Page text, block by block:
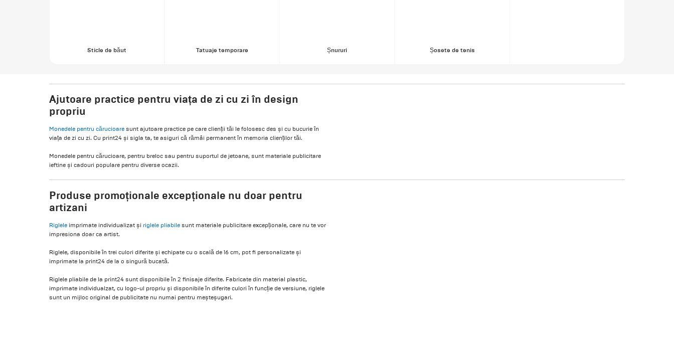
Sticle de băut Tatuaje temporare Șnururi Șosete de tenis
Ajutoare practice pentru viața de zi cu zi în design
propriu
Monedele pentru cărucioare sunt ajutoare practice pe care clienții tăi le folosesc des și cu bucurie în
viața de zi cu zi. Cu print24 și sigla ta, te asiguri că rămâi permanent în memoria clienților tăi.
Monedele pentru cărucioare, pentru breloc sau pentru suportul de jetoane, sunt materiale publicitare
ieftine și cadouri populare pentru diverse ocazii.
Produse promoționale excepționale nu doar pentru
artizani
Riglele imprimate individualizat și riglele pliabile sunt materiale publicitare excepționale, care nu te vor
impresiona doar ca artist.
Riglele, disponibile în trei culori diferite și echipate cu o scală de 16 cm, pot fi personalizate și
imprimate la print24 de la o singură bucată.
Riglele pliabile de la print24 sunt disponibile în 2 finisaje diferite. Fabricate din material plastic,
imprimate individualzat, cu logo-ul propriu și disponibile în diferite culori în funcție de versiune, riglele
sunt un mijloc original de publicitate nu numai pentru meșteșugari.